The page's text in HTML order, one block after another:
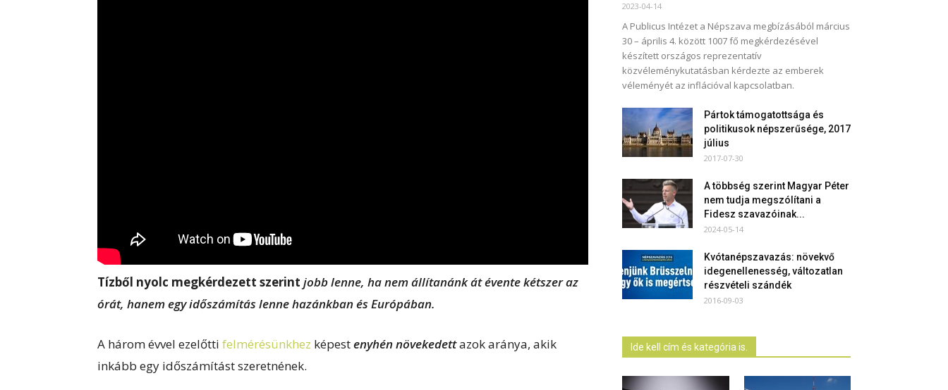
Tízből nyolc megkérdezett szerint jobb lenne, ha nem állítanánk át évente kétszer az
órát, hanem egy időszámítás lenne hazánkban és Európában.
A három évvel ezelőtti felmérésünkhez képestenyhén növekedettazok aránya, akik
inkább egy időszámítást szeretnének.
2023-04-14
A Publicus Intézet a Népszava megbízásából március
30 – április 4. között 1007 fő megkérdezésével
készített országos reprezentatív
közvéleménykutatásban kérdezte az emberek
véleményét az inflációval kapcsolatban.
Pártok támogatottsága és
politikusok népszerűsége, 2017
július
2017-07-30
A többség szerint Magyar Péter
nem tudja megszólítani a
Fidesz szavazóinak...
2024-05-14
Kvótanépszavazás: növekvő
idegenellenesség, változatlan
részvételi szándék
2016-09-03
Ide kell cím és kategória is.